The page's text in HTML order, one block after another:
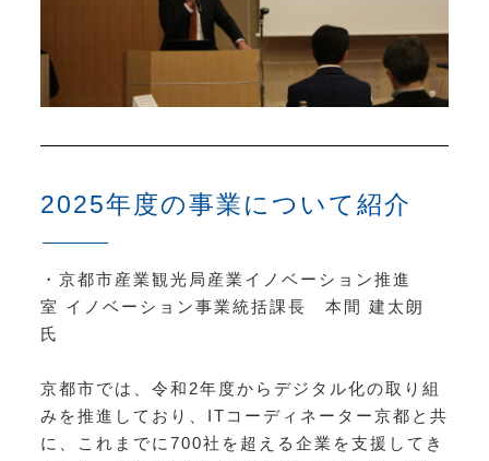
2025年度の事業について紹介
・京都市産業観光局産業イノベーション推進
室 イノベーション事業統括課長 本間 建太朗
氏
京都市では、令和2年度からデジタル化の取り組
みを推進しており、ITコーディネーター京都と共
に、これまでに700社を超える企業を支援してき